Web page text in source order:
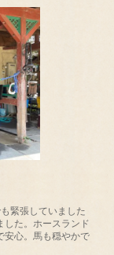
緊張していました
した。ホースランド
安心。馬も穏やかで